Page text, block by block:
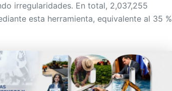
irregularidades. En total, 2,037,255
esta herramienta, equivalente al 35 %